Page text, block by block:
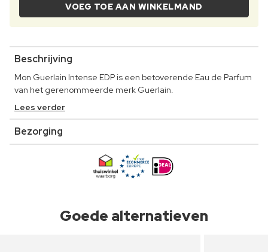
VOEG TOE AAN WINKELMAND
Beschrijving
Mon Guerlain Intense EDP is een betoverende Eau de Parfum
van het gerenommeerde merk Guerlain.
Lees verder
Bezorging
Goede alternatieven